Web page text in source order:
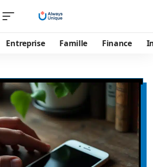
Entreprise Famille Finance